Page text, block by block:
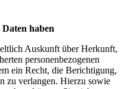
haben
Auskunft über Herkunft,
personenbezogenen
ein Recht, die Berichtigung,
zu verlangen. Hierzu sowie